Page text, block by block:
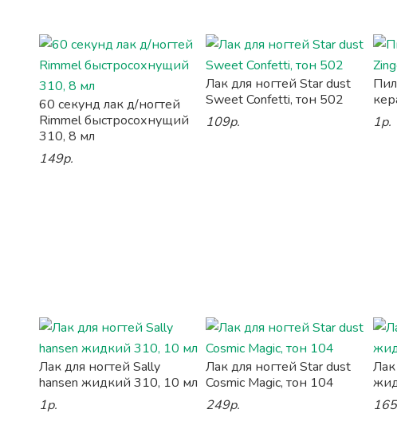
60 секунд лак д/ногтей
Rimmel быстросохнущий
310, 8 мл
149р.
Лак для ногтей Star dust
Sweet Confetti, тон 502
109р.
1р.
Лак для ногтей Sally
hansen жидкий 310, 10 мл
1р.
Лак для ногтей Star dust
Cosmic Magic, тон 104
249р.